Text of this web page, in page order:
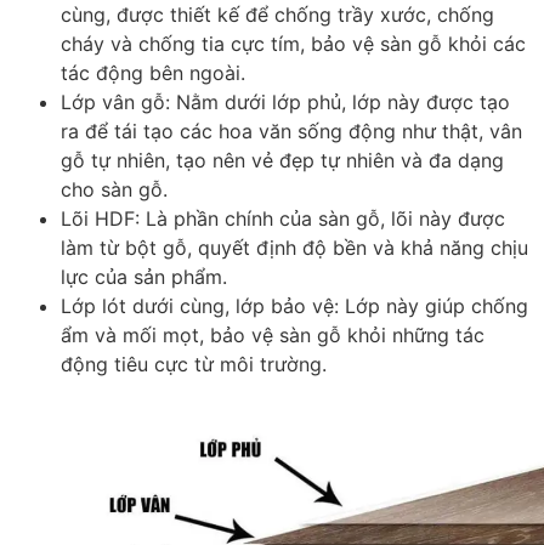
cùng, được thiết kế để chống trầy xước, chống
cháy và chống tia cực tím, bảo vệ sàn gỗ khỏi các
tác động bên ngoài.
Lớp vân gỗ: Nằm dưới lớp phủ, lớp này được tạo
ra để tái tạo các hoa văn sống động như thật, vân
gỗ tự nhiên, tạo nên vẻ đẹp tự nhiên và đa dạng
cho sàn gỗ.
Lõi HDF: Là phần chính của sàn gỗ, lõi này được
làm từ bột gỗ, quyết định độ bền và khả năng chịu
lực của sản phẩm.
Lớp lót dưới cùng, lớp bảo vệ: Lớp này giúp chống
ẩm và mối mọt, bảo vệ sàn gỗ khỏi những tác
động tiêu cực từ môi trường.